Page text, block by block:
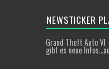
NEWSTICKER
Grand Theft Auto VI
gibt es neue